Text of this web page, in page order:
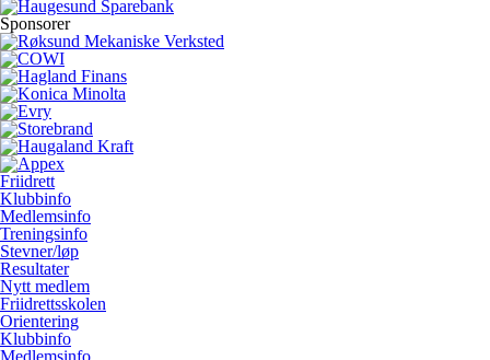
Sponsorer
Friidrett
Klubbinfo
Medlemsinfo
Treningsinfo
Stevner/løp
Resultater
Nytt medlem
Friidrettsskolen
Orientering
Klubbinfo
Medlemsinfo